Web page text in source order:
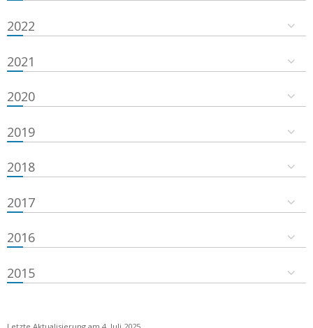
2022
2021
2020
2019
2018
2017
2016
2015